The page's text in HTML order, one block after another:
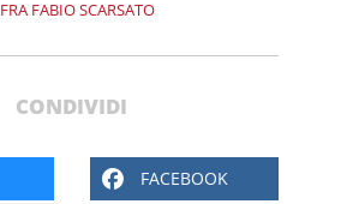
FRA FABIO SCARSATO
CONDIVIDI
FACEBOOK